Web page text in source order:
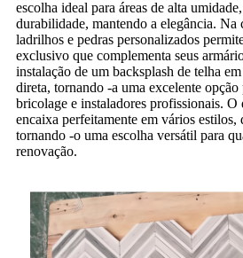
escolha ideal para áreas de alta
durabilidade, mantendo a elegância. Na
ladrilhos e pedras personalizados
exclusivo que complementa seus
instalação de um backsplash de telha
direta, tornando -a uma excelente opção
bricolage e instaladores profissionais. O
encaixa perfeitamente em vários estilos,
tornando -o uma escolha versátil para
renovação.